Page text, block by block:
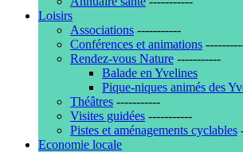
Loisirs
Associations -----------
Conférences et animations
Rendez-vous Nature -----------
Balade en Yvelines
Pique-niques animés des
Théâtres -----------
Visites guidées -----------
Pistes et aménagements cyclables
Economie locale